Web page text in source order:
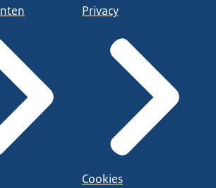
Privacy
Cookies